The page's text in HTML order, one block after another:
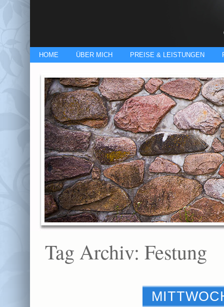
HOME ÜBER MICH PREISE & LEISTUNGEN
Tag Archiv: Festung